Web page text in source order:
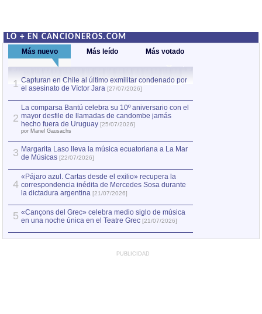
LO + EN CANCIONEROS.COM
Más nuevo Más leído Más votado
1 Capturan en Chile al último exmilitar condenado por
el asesinato de Víctor Jara [27/07/2026]
2
La comparsa Bantú celebra su 10º aniversario con el
mayor desfile de llamadas de candombe jamás
hecho fuera de Uruguay [25/07/2026]
por Manel Gausachs
3 Margarita Laso lleva la música ecuatoriana a La Mar
de Músicas [22/07/2026]
4
«Pájaro azul. Cartas desde el exilio» recupera la
correspondencia inédita de Mercedes Sosa durante
la dictadura argentina [21/07/2026]
5 «Cançons del Grec» celebra medio siglo de música
en una noche única en el Teatre Grec [21/07/2026]
PUBLICIDAD